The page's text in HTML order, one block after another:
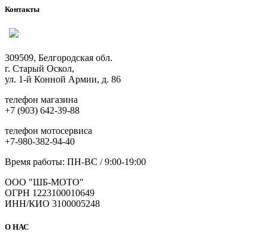
на
товара.
Контакты
309509, Белгородская обл.
г. Старый Оскол,
ул. 1-й Конной Армии, д. 86
телефон магазина
+7 (903) 642-39-88
телефон мотосервиса
+7-980-382-94-40
Время работы: ПН-ВС / 9:00-19:00
ООО "ШБ-МОТО"
ОГРН 1223100010649
ИНН/КИО 3100005248
О НАС